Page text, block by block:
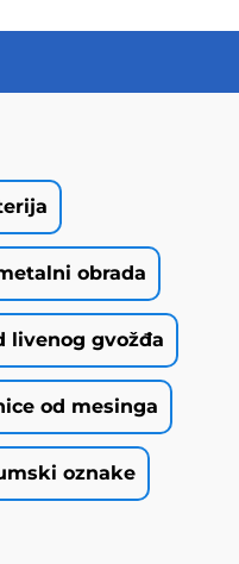
obrada
livenog gvožđa
od mesinga
oznake